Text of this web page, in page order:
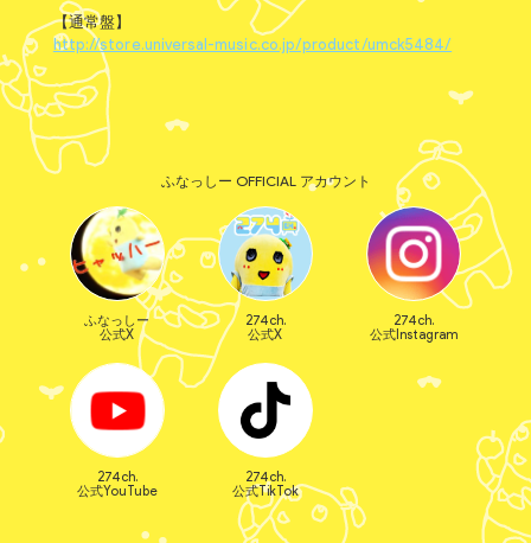
【通常盤】
http://store.universal-music.co.jp/product/umck5484/
ふなっしー OFFICIAL アカウント
ふなっしー
公式X
274ch.
公式X
274ch.
公式Instagram
274ch.
公式YouTube
274ch.
公式TikTok